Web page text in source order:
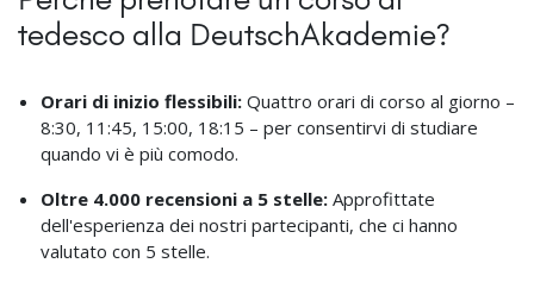
tedesco alla DeutschAkademie?
Orari di inizio flessibili:Quattro orari di corso al giorno –
8:30, 11:45, 15:00, 18:15 – per consentirvi di studiare
quando vi è più comodo.
Oltre 4.000 recensioni a 5 stelle:Approfittate
dell'esperienza dei nostri partecipanti, che ci hanno
valutato con 5 stelle.